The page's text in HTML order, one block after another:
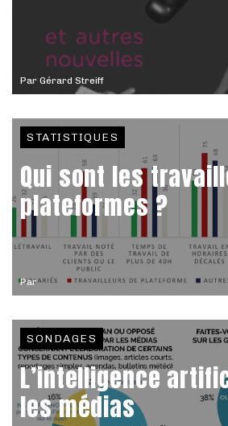
Par Gérard Streiff
Par
STATISTIQUES
Qui sont les
plateformes ?
SONDAGES
L’intelligence
les médias